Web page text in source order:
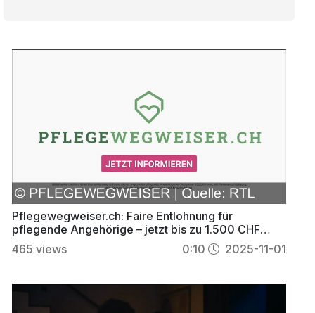
Pflegewegweiser.ch: Faire Entlohnung für
pflegende Angehörige – jetzt bis zu 1.500 CHF
monatlich
465 views 0:10 2025-11-01